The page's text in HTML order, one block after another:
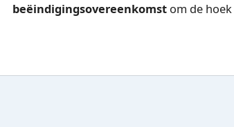
beëindigingsovereenkomstom de hoek